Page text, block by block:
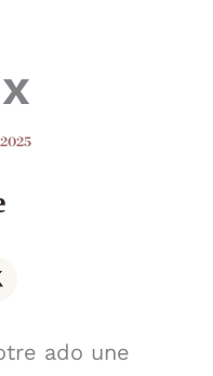
ado une